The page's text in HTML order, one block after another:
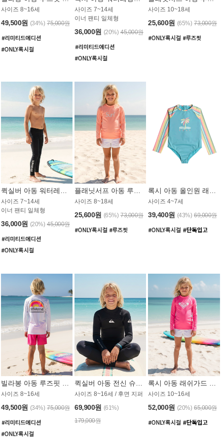
사이즈 8~16세
49,500원 (34%) 75,000원
사이즈 7~14세
이너 팬티 일체형
36,000원 (20%) 45,000원
사이즈 10~18세
25,600원 (65%) 73,000원
사이즈 7~14세
이너 팬티 일체형
36,000원 (20%) 45,000원
사이즈 8~18세
25,600원 (65%) 73,000원
사이즈 4~7세
39,400원 (43%) 69,000원
사이즈 8~16세
49,500원 (34%) 75,000원
사이즈 8~16세 / 후면 지퍼
69,900원 (61%)
179,000원
사이즈 10~16세
52,000원 (20%) 65,000원